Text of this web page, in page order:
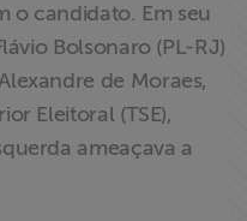
o candidato. Em seu
Bolsonaro (PL-RJ)
de Moraes,
Eleitoral (TSE),
ameaçava a